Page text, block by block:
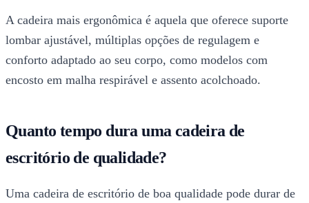
A cadeira mais ergonômica é aquela que oferece suporte
lombar ajustável, múltiplas opções de regulagem e
conforto adaptado ao seu corpo, como modelos com
encosto em malha respirável e assento acolchoado.
Quanto tempo dura uma cadeira de
escritório de qualidade?
Uma cadeira de escritório de boa qualidade pode durar de